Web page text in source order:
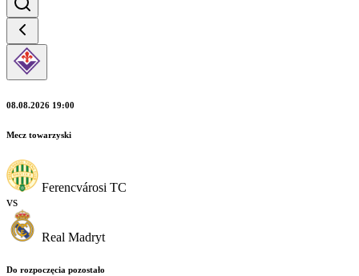
08.08.2026 19:00
Mecz towarzyski
Ferencvárosi TC
vs
Real Madryt
Do rozpoczęcia pozostało